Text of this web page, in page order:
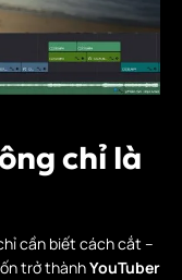
chỉ là
cần biết cách cắt –
trở thànhYouTuber